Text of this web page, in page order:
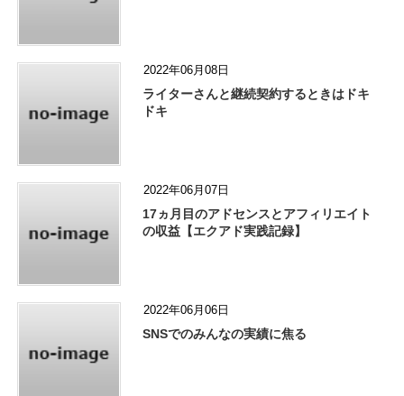
2022年06月08日
ライターさんと継続契約するときはドキ
ドキ
2022年06月07日
17ヵ月目のアドセンスとアフィリエイト
の収益【エクアド実践記録】
2022年06月06日
SNSでのみんなの実績に焦る